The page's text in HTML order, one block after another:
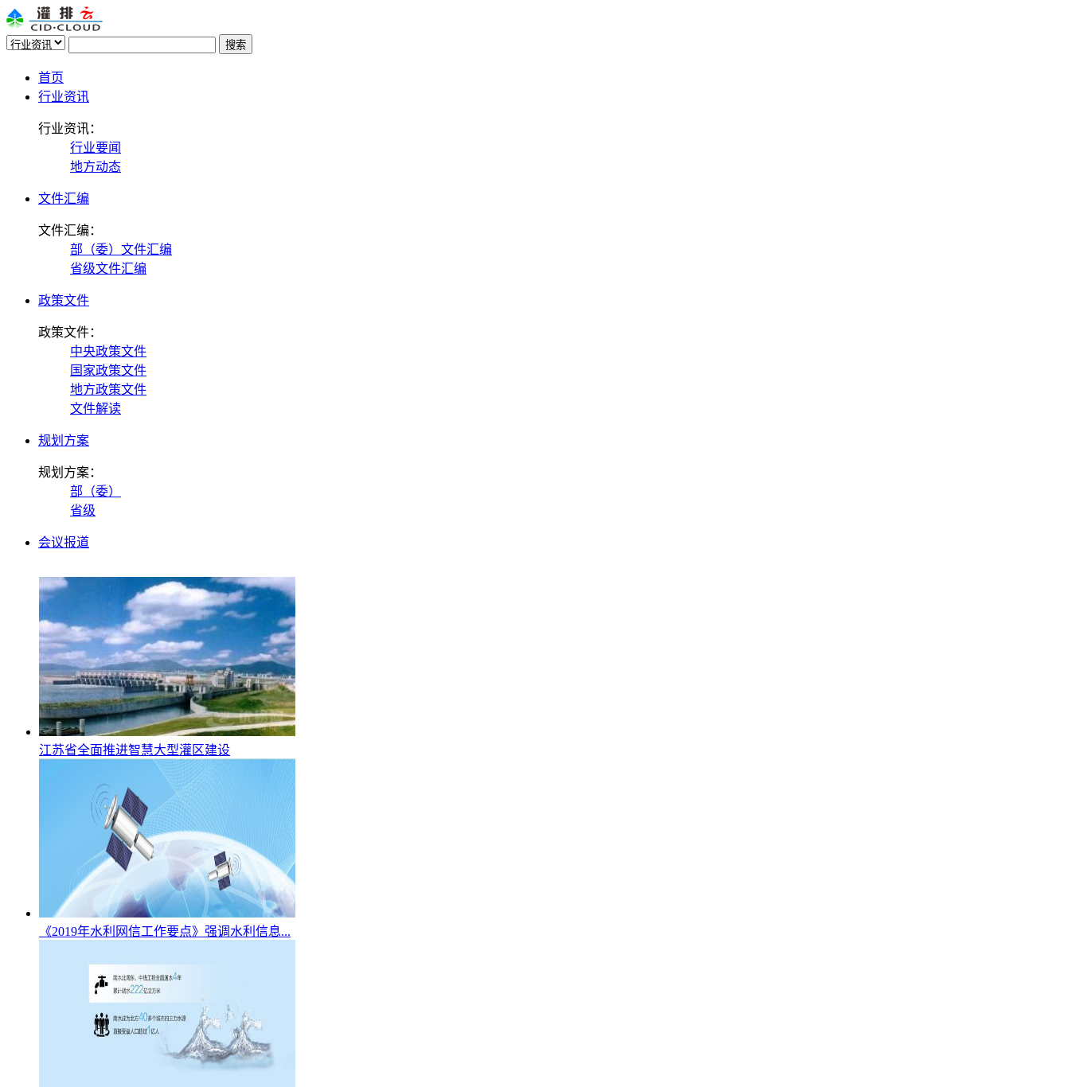
首页
行业资讯
行业资讯：
行业要闻
地方动态
文件汇编
文件汇编：
部（委）文件汇编
省级文件汇编
政策文件
政策文件：
中央政策文件
国家政策文件
地方政策文件
文件解读
规划方案
规划方案：
部（委）
省级
会议报道
江苏省全面推进智慧大型灌区建设
《2019年水利网信工作要点》强调水利信息...